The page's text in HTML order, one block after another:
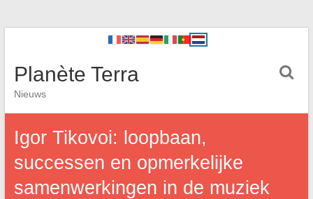
Planète Terra
Nieuws
Igor Tikovoi: loopbaan,
successen en opmerkelijke
samenwerkingen in de muziek